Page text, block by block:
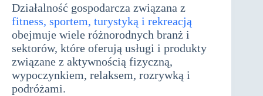
Działalność gospodarcza związana z
fitness, sportem, turystyką i rekreacją
obejmuje wiele różnorodnych branż i
sektorów, które oferują usługi i produkty
związane z aktywnością fizyczną,
wypoczynkiem, relaksem, rozrywką i
podróżami.